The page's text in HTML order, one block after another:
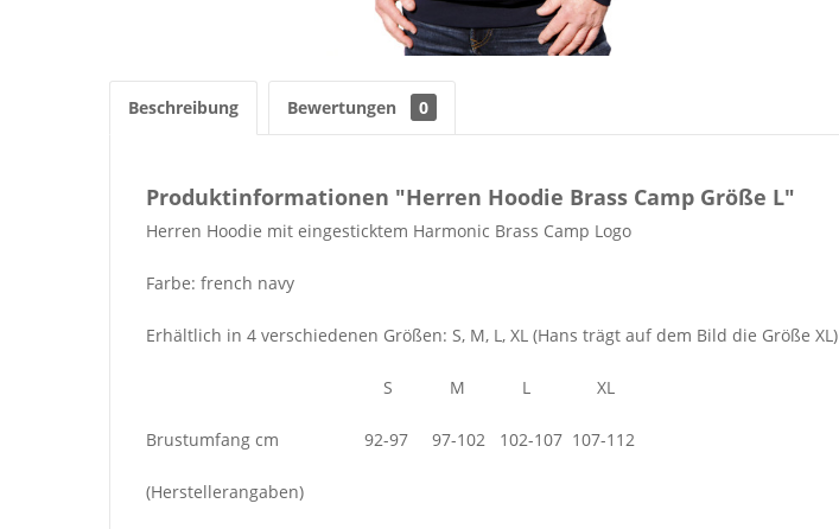
Beschreibung Bewertungen 0
Produktinformationen "Herren Hoodie Brass Camp Größe L"
Herren Hoodie mit eingesticktem Harmonic Brass Camp Logo
Farbe: french navy
Erhältlich in 4 verschiedenen Größen: S, M, L, XL (Hans trägt auf dem Bild die Größe XL)
S M L XL
Brustumfang cm 92-97 97-102 102-107 107-112
(Herstellerangaben)